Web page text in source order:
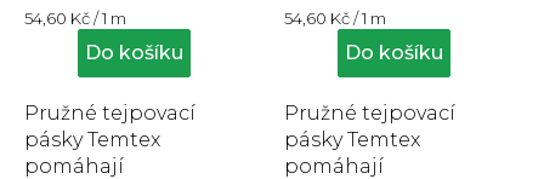
5,0
Měrná
54,60 Kč / 1 m
Do košíku
Pružné tejpovací
pásky Temtex
pomáhají
5,0
Měrná
54,60 Kč / 1 m
Do košíku
Pružné tejpovací
pásky Temtex
pomáhají